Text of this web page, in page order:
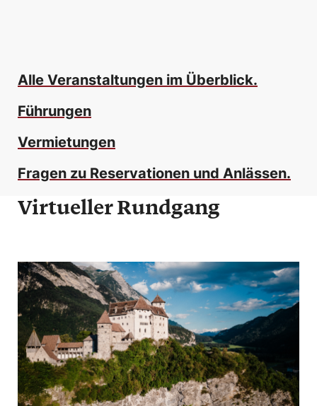
Alle Veranstaltungen im Überblick.
Führungen
Vermietungen
Fragen zu Reservationen und Anlässen.
Virtueller Rundgang